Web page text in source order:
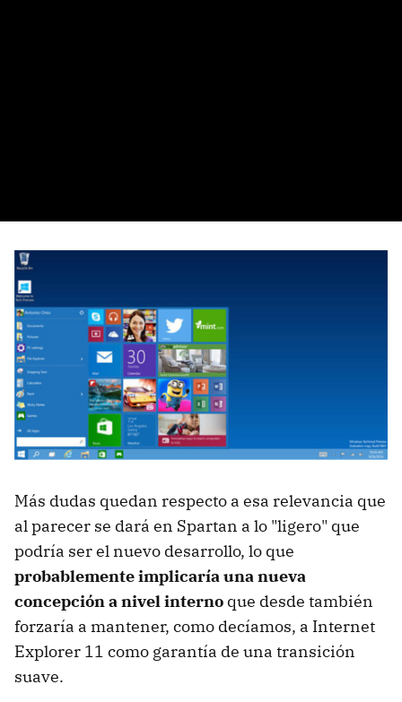
Más dudas quedan respecto a esa relevancia que
al parecer se dará en Spartan a lo "ligero" que
podría ser el nuevo desarrollo, lo que
probablemente implicaría una nueva
concepción a nivel interno que desde también
forzaría a mantener, como decíamos, a Internet
Explorer 11 como garantía de una transición
suave.